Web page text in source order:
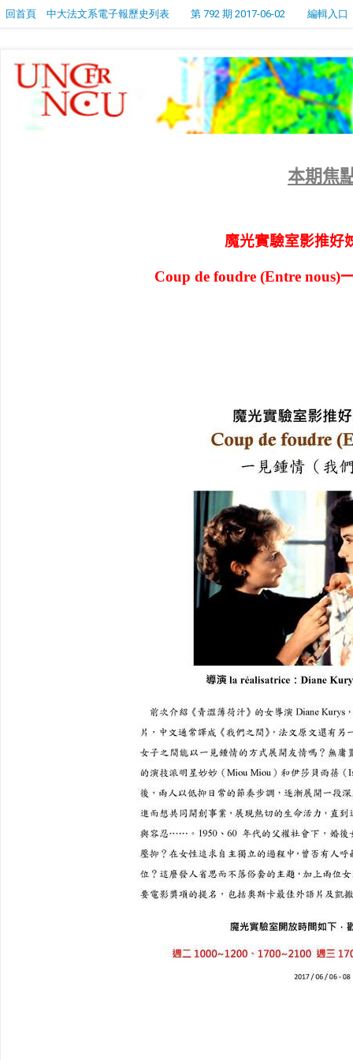
回首頁 中大法文系電子報歷史列表 第 792 期 2017-06-02 編輯入口